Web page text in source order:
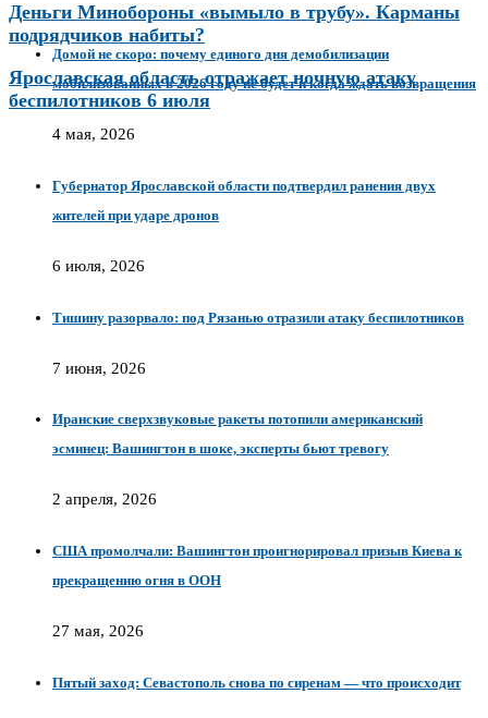
Деньги Минобороны «вымыло в трубу». Карманы
подрядчиков набиты?
Ярославская область отражает ночную атаку
беспилотников 6 июля
Домой не скоро: почему единого дня демобилизации
мобилизованных в 2026 году не будет и когда ждать возвращения
4 мая, 2026
Губернатор Ярославской области подтвердил ранения двух
жителей при ударе дронов
6 июля, 2026
Тишину разорвало: под Рязанью отразили атаку беспилотников
7 июня, 2026
Иранские сверхзвуковые ракеты потопили американский
эсминец: Вашингтон в шоке, эксперты бьют тревогу
2 апреля, 2026
США промолчали: Вашингтон проигнорировал призыв Киева к
прекращению огня в ООН
27 мая, 2026
Пятый заход: Севастополь снова по сиренам — что происходит